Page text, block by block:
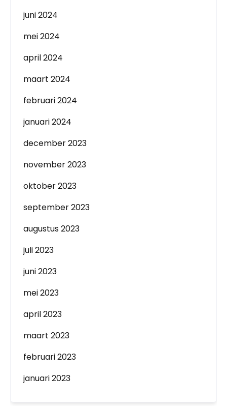
juni 2024
mei 2024
april 2024
maart 2024
februari 2024
januari 2024
december 2023
november 2023
oktober 2023
september 2023
augustus 2023
juli 2023
juni 2023
mei 2023
april 2023
maart 2023
februari 2023
januari 2023